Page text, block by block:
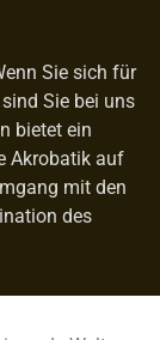
Sie sich für
Sie bei uns
bietet ein
Akrobatik auf
mit den
des